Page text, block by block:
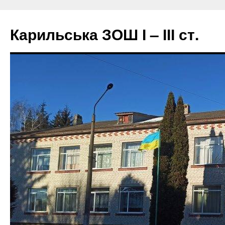
вмісту
Карильська ЗОШ І – ІІІ ст.